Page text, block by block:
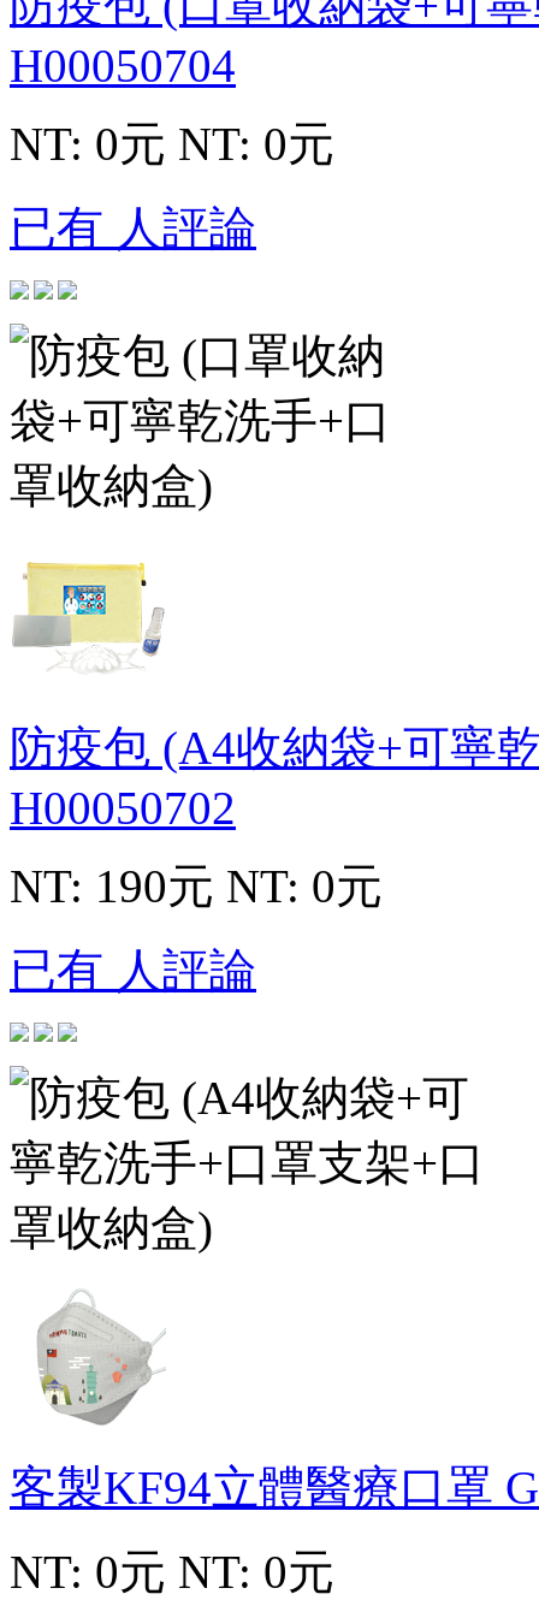
H00050704
NT: 0元 NT: 0元
已有 人評論
防疫包 (A4收納袋+可寧
H00050702
NT: 190元 NT: 0元
已有 人評論
客製KF94立體醫療口罩
NT: 0元 NT: 0元